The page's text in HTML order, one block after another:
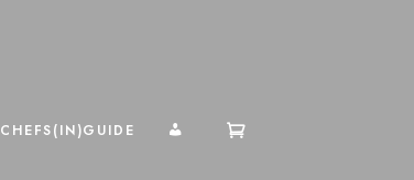
CHEFS(IN)GUIDE MI CUENTA